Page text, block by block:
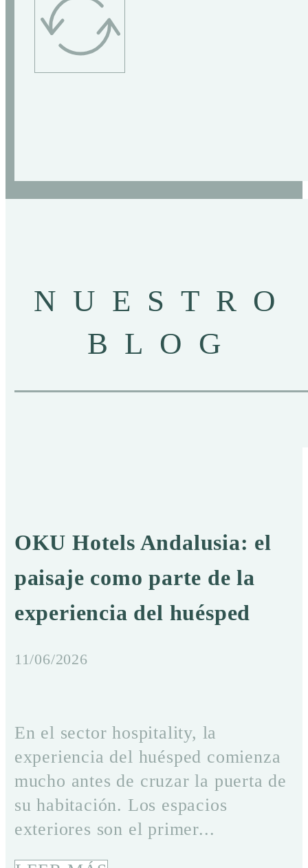
NUESTRO
BLOG
OKU Hotels Andalusia: el
paisaje como parte de la
experiencia del huésped
11/06/2026
En el sector hospitality, la
experiencia del huésped comienza
mucho antes de cruzar la puerta de
su habitación. Los espacios
exteriores son el primer...